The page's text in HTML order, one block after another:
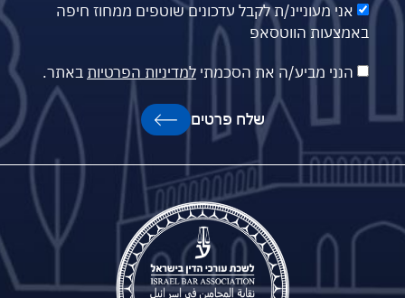
אני מעוניינ/ת לקבל עדכונים שוטפים ממחוז חיפה
באמצעות הווטסאפ
הנני מביע/ה את הסכמתי למדיניות הפרטיות באתר.
שלח פרטים